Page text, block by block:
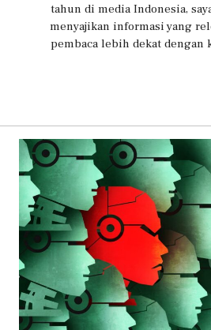
tahun di media Indonesia,
menyajikan informasi yang
pembaca lebih dekat dengan